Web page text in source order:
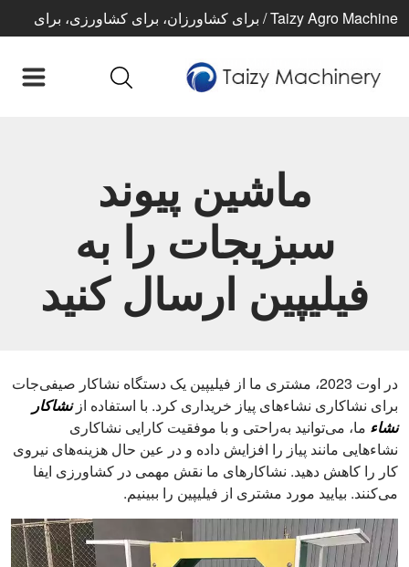
Taizy Agro Machine / برای کشاورزان، برای کشاورزی، برای
ماشین پیوند
سبزیجات را به
فیلیپین ارسال کنید
در اوت 2023، مشتری ما از فیلیپین یک دستگاه نشاکار صیفی‌جات
برای نشاکاری نشاءهای پیاز خریداری کرد. با استفاده ازنشاکار
نشاء ما، می‌توانید به‌راحتی و با موفقیت کارایی نشاکاری
نشاءهایی مانند پیاز را افزایش داده و در عین حال هزینه‌های نیروی
کار را کاهش دهید. نشاکارهای ما نقش مهمی در کشاورزی ایفا
می‌کنند. بیایید مورد مشتری از فیلیپین را ببینیم.